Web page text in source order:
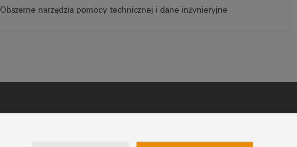
Obszerne narzędzia pomocy technicznej i dane inżynieryjne